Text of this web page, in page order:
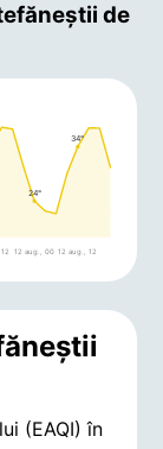
de
24°
12 aug., 00
34°
12 aug., 12
(EAQI) în